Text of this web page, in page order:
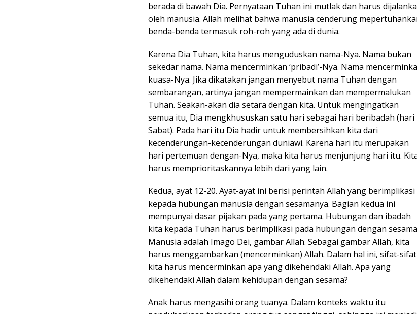
berada di bawah Dia. Pernyataan Tuhan ini mutlak dan harus
oleh manusia. Allah melihat bahwa manusia cenderung
benda-benda termasuk roh-roh yang ada di dunia.
Karena Dia Tuhan, kita harus menguduskan nama-Nya. Nama bukan
sekedar nama. Nama mencerminkan ‘pribadi’-Nya. Nama
kuasa-Nya. Jika dikatakan jangan menyebut nama Tuhan dengan
sembarangan, artinya jangan mempermainkan dan mempermalukan
Tuhan. Seakan-akan dia setara dengan kita. Untuk mengingatkan
semua itu, Dia mengkhususkan satu hari sebagai hari beribadah (hari
Sabat). Pada hari itu Dia hadir untuk membersihkan kita dari
kecenderungan-kecenderungan duniawi. Karena hari itu merupakan
hari pertemuan dengan-Nya, maka kita harus menjunjung hari itu.
harus memprioritaskannya lebih dari yang lain.
Kedua, ayat 12-20. Ayat-ayat ini berisi perintah Allah yang berimplikasi
kepada hubungan manusia dengan sesamanya. Bagian kedua ini
mempunyai dasar pijakan pada yang pertama. Hubungan dan ibadah
kita kepada Tuhan harus berimplikasi pada hubungan dengan
Manusia adalah Imago Dei, gambar Allah. Sebagai gambar Allah, kita
harus menggambarkan (mencerminkan) Allah. Dalam hal ini, sifat-sifat
kita harus mencerminkan apa yang dikehendaki Allah. Apa yang
dikehendaki Allah dalam kehidupan dengan sesama?
Anak harus mengasihi orang tuanya. Dalam konteks waktu itu